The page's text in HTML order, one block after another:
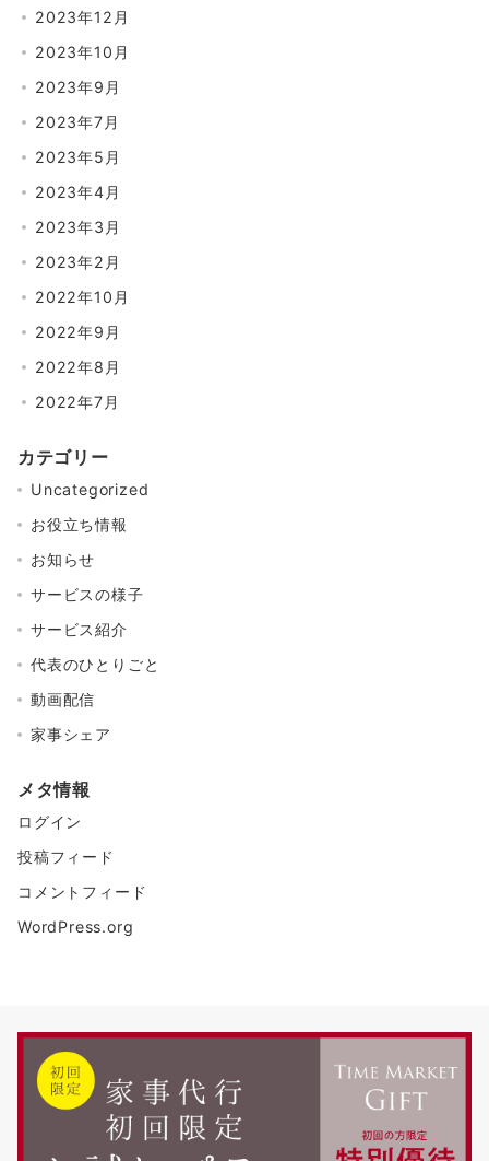
2023年12月
2023年10月
2023年9月
2023年7月
2023年5月
2023年4月
2023年3月
2023年2月
2022年10月
2022年9月
2022年8月
2022年7月
カテゴリー
Uncategorized
お役立ち情報
お知らせ
サービスの様子
サービス紹介
代表のひとりごと
動画配信
家事シェア
メタ情報
ログイン
投稿フィード
コメントフィード
WordPress.org